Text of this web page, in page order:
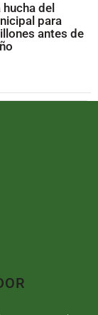
del
para
antes de